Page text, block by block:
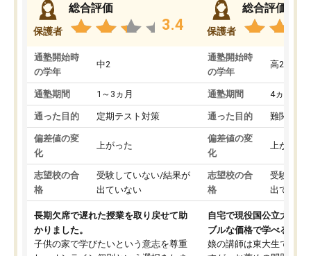
保護者
総合評価
3.4
通塾開始時
の学年
中2
通塾期間 1～3ヵ月
通った目的 定期テスト対策
偏差値の変
化
上がった
志望校の合
格
受験していない/結果が
出ていない
長期欠席で遅れた授業を取り戻せて助
かりました。
子供の家で学びたいという意志を尊重
保護者
総合評価
通塾開始時
の学年
高2
通塾期間 4ヵ月～1
通った目的 難関私立
偏差値の変
化
上がった
志望校の合
格
受験して
出ていな
自宅で現役国公立大学生
ブルな価格で学べる
娘の講師は東大生では無